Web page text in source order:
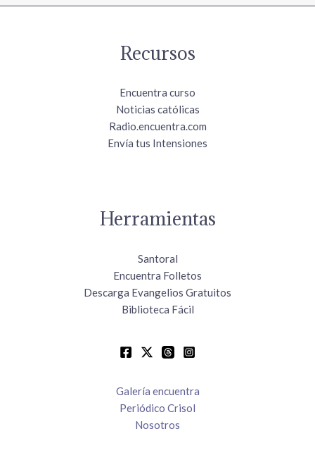
Recursos
Encuentra curso
Noticias católicas
Radio.encuentra.com
Envía tus Intensiones
Herramientas
Santoral
Encuentra Folletos
Descarga Evangelios Gratuitos
Biblioteca Fácil
Galería encuentra
Periódico Crisol
Nosotros